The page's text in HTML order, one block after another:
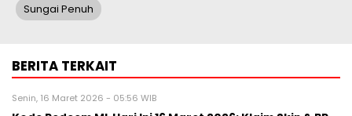
Sungai Penuh
BERITA TERKAIT
Senin, 16 Maret 2026 - 05:56 WIB